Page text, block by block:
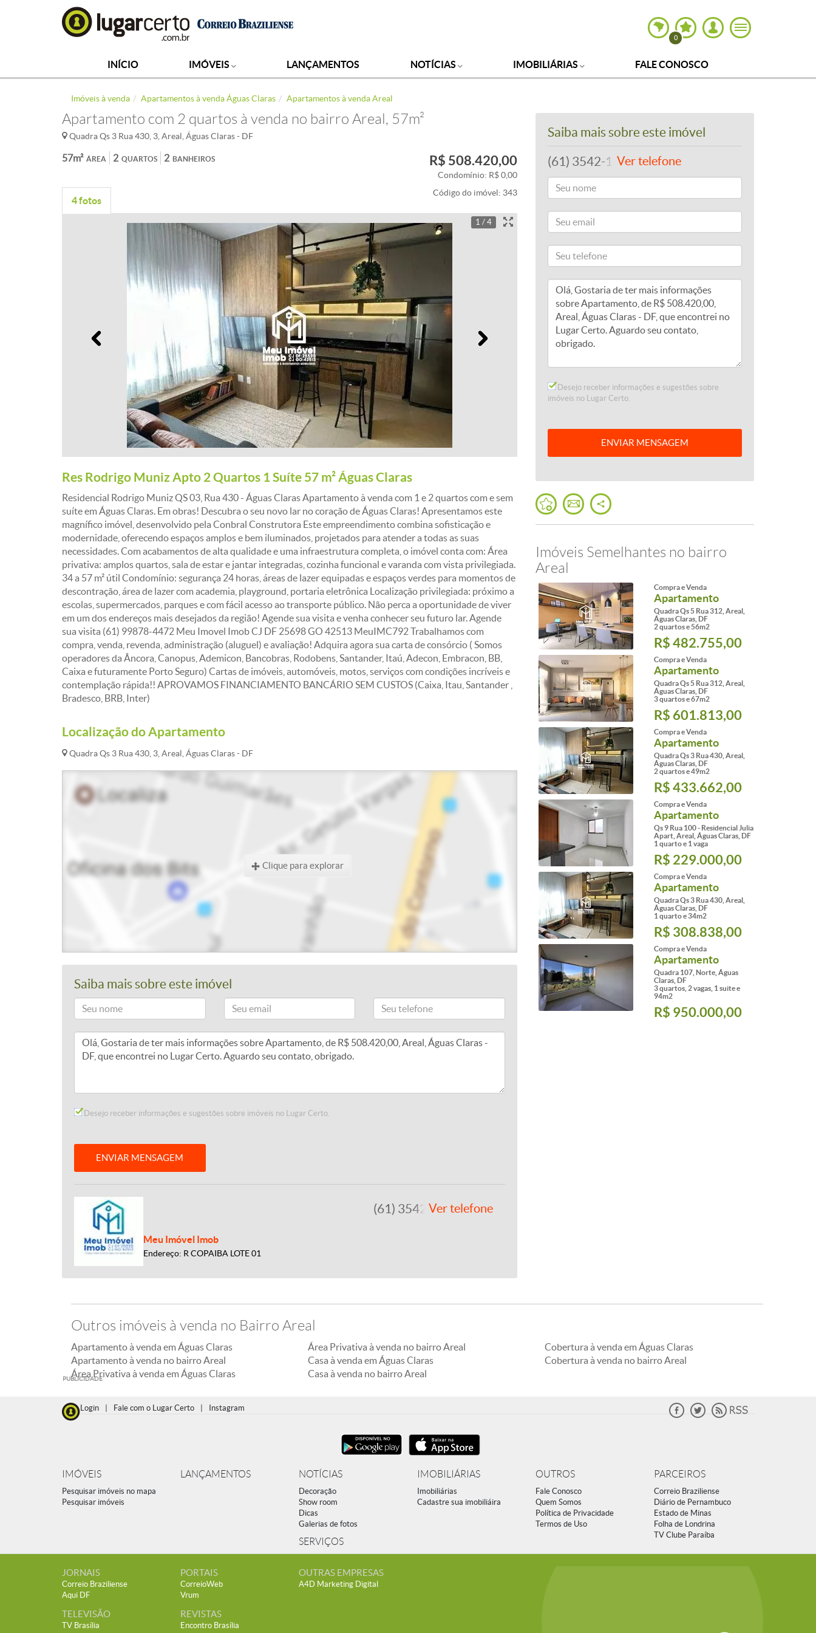
0
INÍCIO IMÓVEIS LANÇAMENTOS NOTÍCIAS IMOBILIÁRIAS FALE CONOSCO
Imóveis à venda Apartamentos à venda Águas Claras Apartamentos à venda Areal
Apartamento com 2 quartos à venda no bairro Areal, 57m²
Quadra Qs 3 Rua 430, 3, Areal, Águas Claras - DF
ÁREA
57m² QUARTOS
2 BANHEIROS
2 R$ 508.420,00
Condomínio: R$ 0,00
4 fotos
Código do imóvel: 343
1 / 4
Res Rodrigo Muniz Apto 2 Quartos 1 Suíte 57 m² Águas Claras
Residencial Rodrigo Muniz QS 03, Rua 430 - Águas Claras Apartamento à venda com 1 e 2 quartos com e sem
suíte em Águas Claras. Em obras! Descubra o seu novo lar no coração de Águas Claras! Apresentamos este
magnífico imóvel, desenvolvido pela Conbral Construtora Este empreendimento combina sofisticação e
modernidade, oferecendo espaços amplos e bem iluminados, projetados para atender a todas as suas
necessidades. Com acabamentos de alta qualidade e uma infraestrutura completa, o imóvel conta com: Área
privativa: amplos quartos, sala de estar e jantar integradas, cozinha funcional e varanda com vista privilegiada.
34 a 57 m² útil Condomínio: segurança 24 horas, áreas de lazer equipadas e espaços verdes para momentos de
descontração, área de lazer com academia, playground, portaria eletrônica Localização privilegiada: próximo a
escolas, supermercados, parques e com fácil acesso ao transporte público. Não perca a oportunidade de viver
em um dos endereços mais desejados da região! Agende sua visita e venha conhecer seu futuro lar. Agende
sua visita (61) 99878-4472 Meu Imovel Imob CJ DF 25698 GO 42513 MeuIMC792 Trabalhamos com
compra, venda, revenda, administração (aluguel) e avaliação! Adquira agora sua carta de consórcio ( Somos
operadores da Âncora, Canopus, Ademicon, Bancobras, Rodobens, Santander, Itaú, Adecon, Embracon, BB,
Caixa e futuramente Porto Seguro) Cartas de imóveis, automóveis, motos, serviços com condições incríveis e
contemplação rápida!! APROVAMOS FINANCIAMENTO BANCÁRIO SEM CUSTOS (Caixa, Itau, Santander ,
Bradesco, BRB, Inter)
Localização do Apartamento
Quadra Qs 3 Rua 430, 3, Areal, Águas Claras - DF
Clique para explorar
Saiba mais sobre este imóvel
Desejo receber informações e sugestões sobre imóveis no Lugar Certo.
ENVIAR MENSAGEM
Meu Imóvel Imob
Endereço: R COPAIBA LOTE 01
(61) 3542-1877Ver telefone
Saiba mais sobre este imóvel
(61) 3542-1877Ver telefone
Desejo receber informações e sugestões sobre
imóveis no Lugar Certo.
ENVIAR MENSAGEM
Imóveis Semelhantes no bairro
Areal
Compra e Venda
Apartamento
Quadra Qs 5 Rua 312, Areal,
Águas Claras, DF
2 quartos e 56m2
R$ 482.755,00
Compra e Venda
Apartamento
Quadra Qs 5 Rua 312, Areal,
Águas Claras, DF
3 quartos e 67m2
R$ 601.813,00
Compra e Venda
Apartamento
Quadra Qs 3 Rua 430, Areal,
Águas Claras, DF
2 quartos e 49m2
R$ 433.662,00
Compra e Venda
Apartamento
Qs 9 Rua 100 - Residencial Julia
Apart, Areal, Águas Claras, DF
1 quarto e 1 vaga
R$ 229.000,00
Compra e Venda
Apartamento
Quadra Qs 3 Rua 430, Areal,
Águas Claras, DF
1 quarto e 34m2
R$ 308.838,00
Compra e Venda
Apartamento
Quadra 107, Norte, Águas
Claras, DF
3 quartos, 2 vagas, 1 suite e
94m2
R$ 950.000,00
Outros imóveis à venda no Bairro Areal
Apartamento à venda em Águas Claras
Apartamento à venda no bairro Areal
Área Privativa à venda em Águas Claras
Área Privativa à venda no bairro Areal
Casa à venda em Águas Claras
Casa à venda no bairro Areal
Cobertura à venda em Águas Claras
Cobertura à venda no bairro Areal
PUBLICIDADE
Login Fale com o Lugar Certo Instagram
IMÓVEIS
Pesquisar imóveis no mapa
Pesquisar imóveis
LANÇAMENTOS NOTÍCIAS
Decoração
Show room
Dicas
Galerias de fotos
SERVIÇOS
IMOBILIÁRIAS
Imobiliárias
Cadastre sua imobiliáira
OUTROS
Fale Conosco
Quem Somos
Política de Privacidade
Termos de Uso
PARCEIROS
Correio Braziliense
Diário de Pernambuco
Estado de Minas
Folha de Londrina
TV Clube Paraíba
JORNAIS
Correio Braziliense
Aqui DF
TELEVISÃO
TV Brasília
PORTAIS
CorreioWeb
Vrum
REVISTAS
Encontro Brasília
OUTRAS EMPRESAS
A4D Marketing Digital